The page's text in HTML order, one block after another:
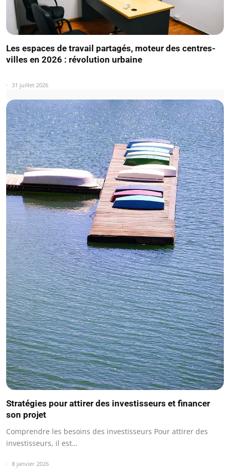
Les espaces de travail partagés, moteur des centres-
villes en 2026 : révolution urbaine
31 juillet 2026
Stratégies pour attirer des investisseurs et financer
son projet
Comprendre les besoins des investisseurs Pour attirer des
investisseurs, il est…
8 janvier 2026